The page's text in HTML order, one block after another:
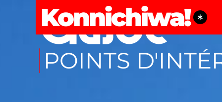
Konnichiwa!
POINTS